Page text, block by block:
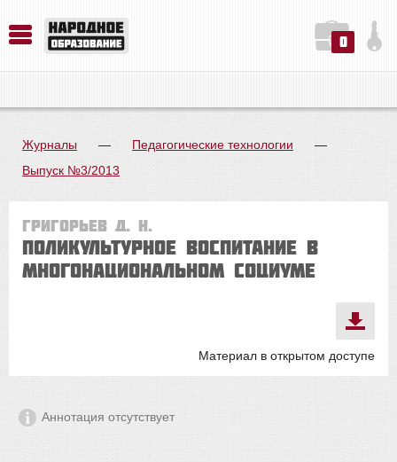
0
Журналы — Педагогические технологии
—
Выпуск №3/2013
Григорьев Д. Н.
Поликультурное воспитание в
многонациональном социуме
Материал в открытом доступе
Аннотация отсутствует